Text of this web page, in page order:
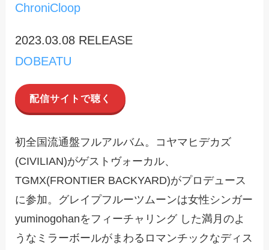
ChroniCloop
2023.03.08 RELEASE
DOBEATU
配信サイトで聴く
初全国流通盤フルアルバム。コヤマヒデカズ
(CIVILIAN)がゲストヴォーカル、
TGMX(FRONTIER BACKYARD)がプロデュース
に参加。グレイプフルーツムーンは女性シンガー
yuminogohanをフィーチャリング した満月のよ
うなミラーボールがまわるロマンチックなディス